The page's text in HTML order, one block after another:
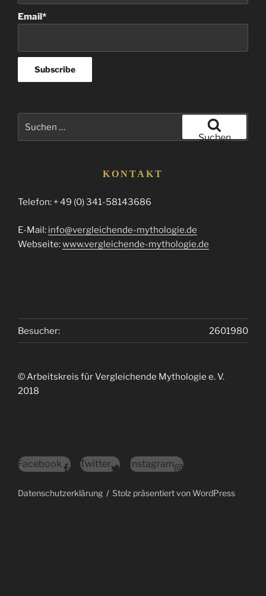
Email*
nach:
Suchen
KONTAKT
Telefon: + 49 (0) 341-58143686
E-Mail: info@vergleichende-mythologie.de
Webseite:www.vergleichende-mythologie.de
2601980
Besucher:
© Arbeitskreis für Vergleichende Mythologie e. V.
2018
Facebook Twitter Instagram
Datenschutzerklärung Stolz präsentiert von WordPress